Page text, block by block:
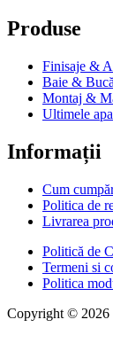
Produse
Finisaje &
Baie &
Montaj &
Ultimele
Informații
Cum
Politica de
Livrarea
Politică de
Termeni si
Politica
Copyright © 2026